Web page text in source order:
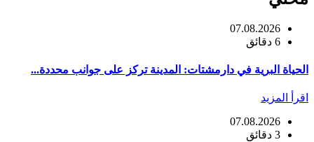
07.08.2026
6 دقائق
الحياة البرية في دارمشتات: المدينة تركز على جوانب محددة...
اقرأ المزيد
07.08.2026
3 دقائق